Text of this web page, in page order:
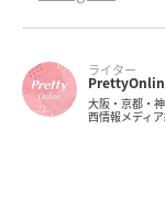
ライター
大阪・京都・
西情報メディア